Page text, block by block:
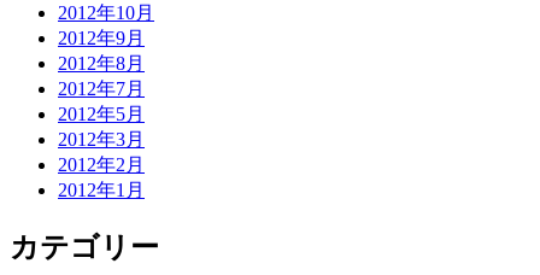
2012年10月
2012年9月
2012年8月
2012年7月
2012年5月
2012年3月
2012年2月
2012年1月
カテゴリー